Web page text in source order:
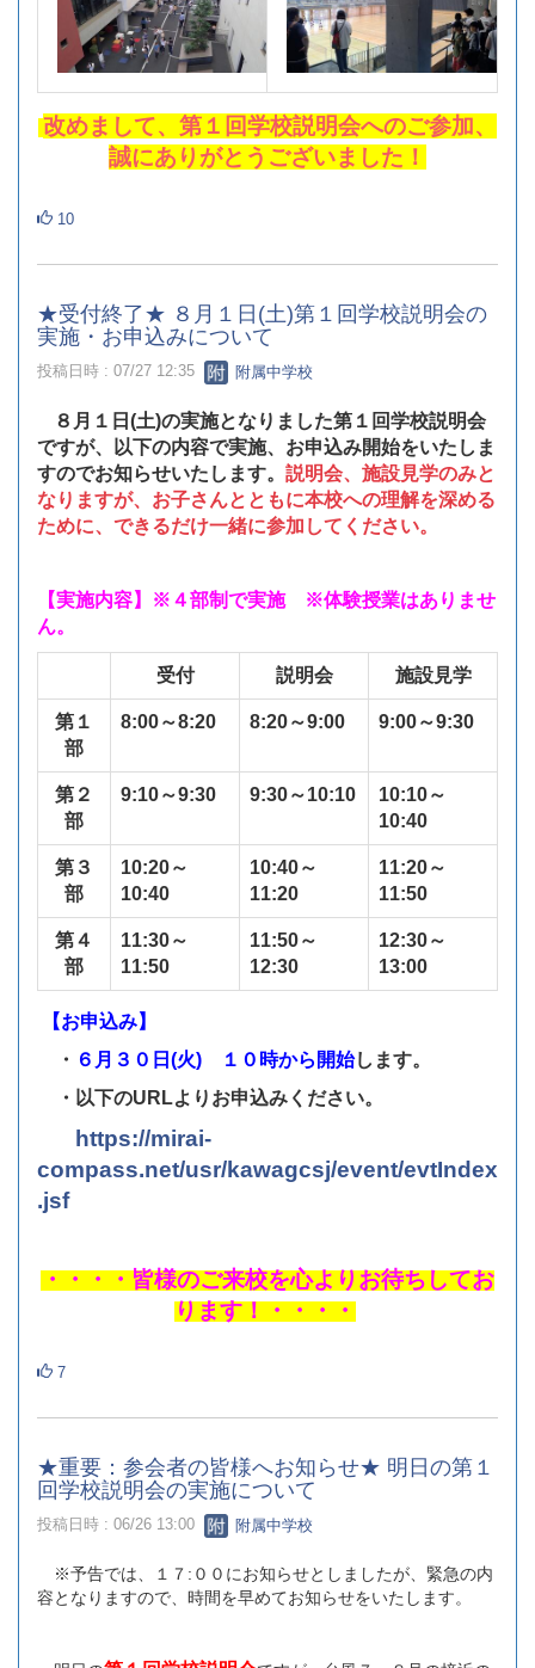
改めまして、第１回学校説明会へのご参加、
誠にありがとうございました！
10
★受付終了★ ８月１日(土)第１回学校説明会の
実施・お申込みについて
投稿日時 : 07/27 12:35 附属中学校
８月１日(土)の実施となりました第１回学校説明会
ですが、以下の内容で実施、お申込み開始をいたしま
すのでお知らせいたします。 説明会、施設見学のみと
なりますが、お子さんとともに本校への理解を深める
ために、できるだけ一緒に参加してください。
【実施内容】※４部制で実施 ※体験授業はありませ
ん。
受付 説明会 施設見学
第１
部
8:00～8:20 8:20～9:00 9:00～9:30
第２
部
9:10～9:30 9:30～10:10
10:10～
10:40
第３
部
10:20～
10:40
10:40～
11:20
11:20～
11:50
第４
部
11:30～
11:50
11:50～
12:30
12:30～
13:00
【お申込み】
・ ６月３０日(火) １０時から開始します。
・以下のURLよりお申込みください。
https://mirai-
compass.net/usr/kawagcsj/event/evtIndex
.jsf
・・・・皆様のご来校を心よりお待ちしてお
ります！・・・・
7
★重要：参会者の皆様へお知らせ★ 明日の第１
回学校説明会の実施について
投稿日時 : 06/26 13:00 附属中学校
※予告では、１７:００にお知らせとしましたが、緊急の内
容となりますので、時間を早めてお知らせをいたします。